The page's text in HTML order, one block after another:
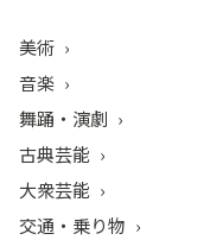
美術
音楽
舞踊・演劇
古典芸能
大衆芸能
交通・乗り物